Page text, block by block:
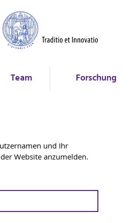
Team Forschung
und Ihr
Website anzumelden.